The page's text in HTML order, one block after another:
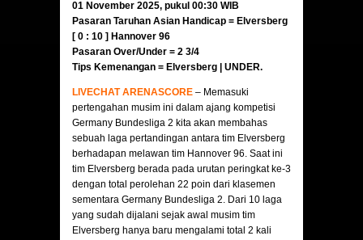
01 November 2025, pukul 00:30 WIB
Pasaran Taruhan Asian Handicap = Elversberg
[ 0 : 10 ] Hannover 96
Pasaran Over/Under = 2 3/4
Tips Kemenangan = Elversberg | UNDER.
LIVECHAT ARENASCORE – Memasuki
pertengahan musim ini dalam ajang kompetisi
Germany Bundesliga 2 kita akan membahas
sebuah laga pertandingan antara tim Elversberg
berhadapan melawan tim Hannover 96. Saat ini
tim Elversberg berada pada urutan peringkat ke-3
dengan total perolehan 22 poin dari klasemen
sementara Germany Bundesliga 2. Dari 10 laga
yang sudah dijalani sejak awal musim tim
Elversberg hanya baru mengalami total 2 kali